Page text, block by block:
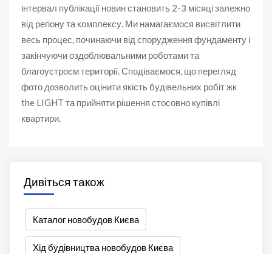
інтервал публікації новин становить 2-3 місяці залежно
від регіону та комплексу. Ми намагаємося висвітлити
весь процес, починаючи від спорудження фундаменту і
закінчуючи оздоблювальними роботами та
благоустроєм території. Сподіваємося, що перегляд
фото дозволить оцінити якість будівельних робіт жк
the LIGHT та прийняти рішення стосовно купівлі
квартири.
Дивіться також
Каталог новобудов Києва
Хід будівництва новобудов Києва